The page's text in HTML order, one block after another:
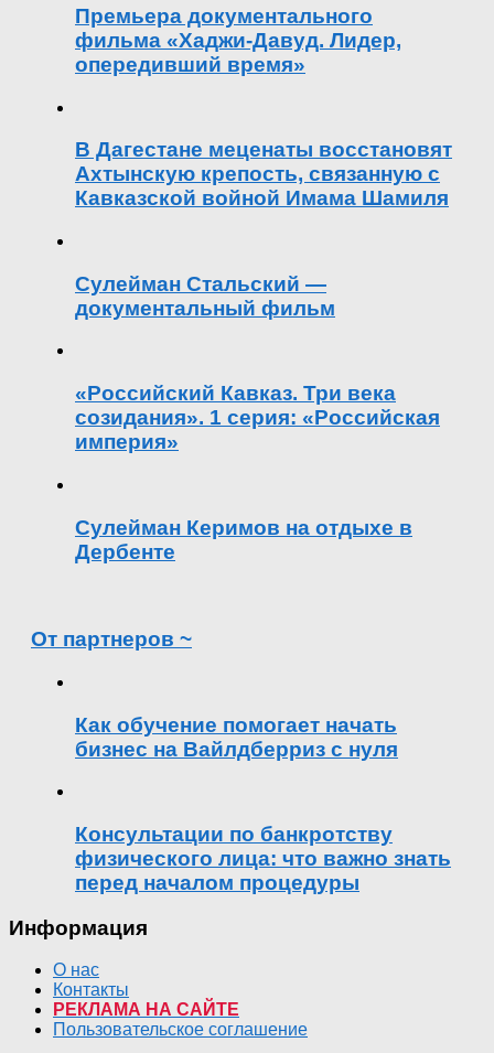
Премьера документального
фильма «Хаджи-Давуд. Лидер,
опередивший время»
В Дагестане меценаты восстановят
Ахтынскую крепость, связанную с
Кавказской войной Имама Шамиля
Сулейман Стальский —
документальный фильм
«Российский Кавказ. Три века
созидания». 1 серия: «Российская
империя»
Сулейман Керимов на отдыхе в
Дербенте
От партнеров ~
Как обучение помогает начать
бизнес на Вайлдберриз с нуля
Консультации по банкротству
физического лица: что важно знать
перед началом процедуры
Информация
О нас
Контакты
РЕКЛАМА НА САЙТЕ
Пользовательское соглашение